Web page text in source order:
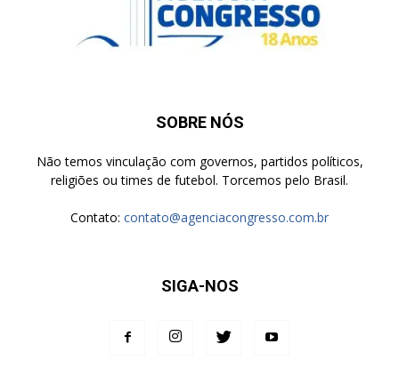
SOBRE NÓS
Não temos vinculação com governos, partidos políticos,
religiões ou times de futebol. Torcemos pelo Brasil.
Contato: contato@agenciacongresso.com.br
SIGA-NOS